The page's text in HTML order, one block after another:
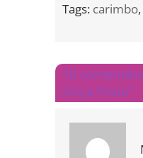
Tags: carimbo,
10
Onça Prata”